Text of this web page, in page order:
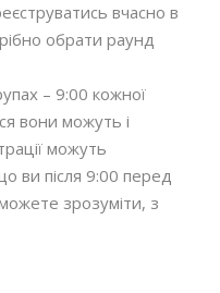
вчасно в
обрати раунд
– 9:00 кожної
вони можуть і
можуть
ви після 9:00 перед
зрозуміти, з